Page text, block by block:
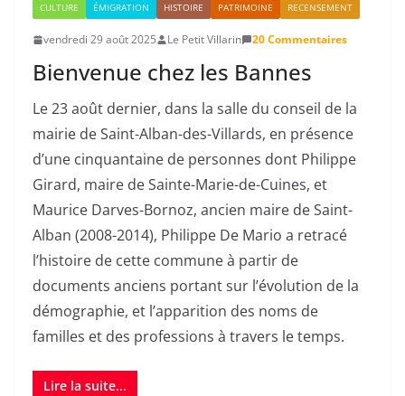
CULTURE ÉMIGRATION HISTOIRE PATRIMOINE RECENSEMENT
vendredi 29 août 2025 Le Petit Villarin 20 Commentaires
Bienvenue chez les Bannes
Le 23 août dernier, dans la salle du conseil de la
mairie de Saint-Alban-des-Villards, en présence
d’une cinquantaine de personnes dont Philippe
Girard, maire de Sainte-Marie-de-Cuines, et
Maurice Darves-Bornoz, ancien maire de Saint-
Alban (2008-2014), Philippe De Mario a retracé
l’histoire de cette commune à partir de
documents anciens portant sur l’évolution de la
démographie, et l’apparition des noms de
familles et des professions à travers le temps.
Lire la suite...